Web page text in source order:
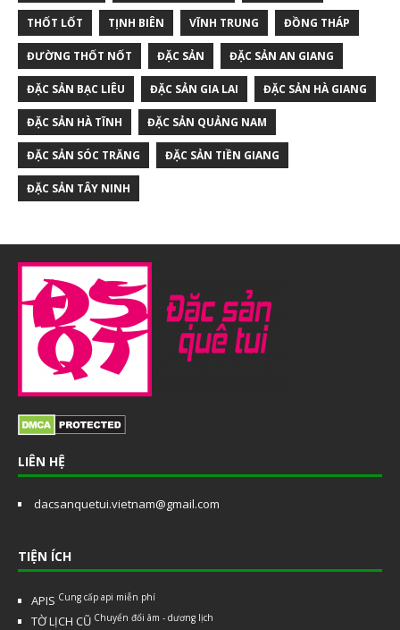
THỐT LỐT TỊNH BIÊN VĨNH TRUNG ĐỒNG THÁP
ĐƯỜNG THỐT NỐT ĐẶC SẢN ĐẶC SẢN AN GIANG
ĐẶC SẢN BẠC LIÊU ĐẶC SẢN GIA LAI ĐẶC SẢN HÀ GIANG
ĐẶC SẢN HÀ TĨNH ĐẶC SẢN QUẢNG NAM
ĐẶC SẢN SÓC TRĂNG ĐẶC SẢN TIỀN GIANG
ĐẶC SẢN TÂY NINH
LIÊN HỆ
dacsanquetui.vietnam@gmail.com
TIỆN ÍCH
APIS Cung cấp api miễn phí
TỜ LỊCH CŨ Chuyển đổi âm - dương lịch